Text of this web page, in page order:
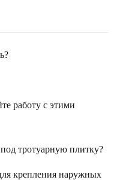
работу с этими
тротуарную плитку?
крепления наружных